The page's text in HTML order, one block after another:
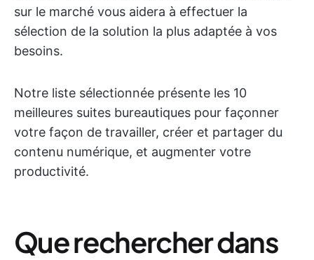
sur le marché vous aidera à effectuer la
sélection de la solution la plus adaptée à vos
besoins.
Notre liste sélectionnée présente les 10
meilleures suites bureautiques pour façonner
votre façon de travailler, créer et partager du
contenu numérique, et augmenter votre
productivité.
Que rechercher dans